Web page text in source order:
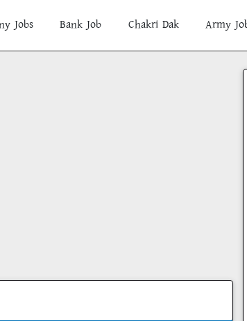
Jobs Bank Job Chakri Dak Army